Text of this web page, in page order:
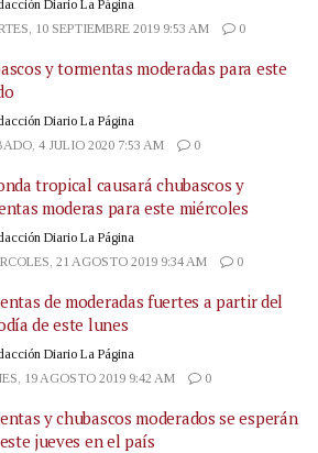
Diario La Página
10 SEPTIEMBRE 2019 9:53 AM
0
y tormentas moderadas para este
Diario La Página
4 JULIO 2020 7:53 AM
0
tropical causará chubascos y
moderas para este miércoles
Diario La Página
21 AGOSTO 2019 9:34 AM
0
de moderadas fuertes a partir del
de este lunes
Diario La Página
19 AGOSTO 2019 9:42 AM
0
y chubascos moderados se esperán
jueves en el país